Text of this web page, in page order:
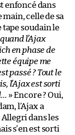
enfoncé dans
celle de sa
tape soudain le
l’Ajax
en phase de
équipe me
passé ? Tout le
l’Ajax est sorti
» Encore ? Oui,
l’Ajax a
dans les
s’en est sorti